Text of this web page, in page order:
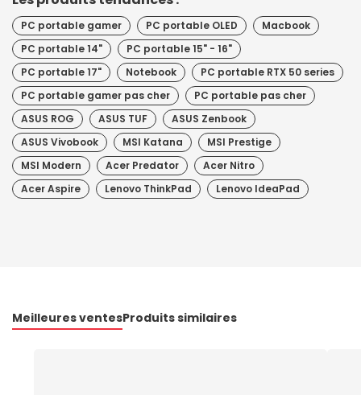
PC portable gamer PC portable OLED
Macbook
PC portable 14"
PC portable 15" - 16"
PC portable 17"
Notebook
PC portable RTX 50 series
PC portable gamer pas cher
PC portable pas cher
ASUS ROG
ASUS TUF
ASUS Zenbook
ASUS Vivobook
MSI Katana
MSI Prestige
MSI Modern
Acer Predator
Acer Nitro
Acer Aspire
Lenovo ThinkPad Lenovo IdeaPad
Meilleures ventesProduits similaires